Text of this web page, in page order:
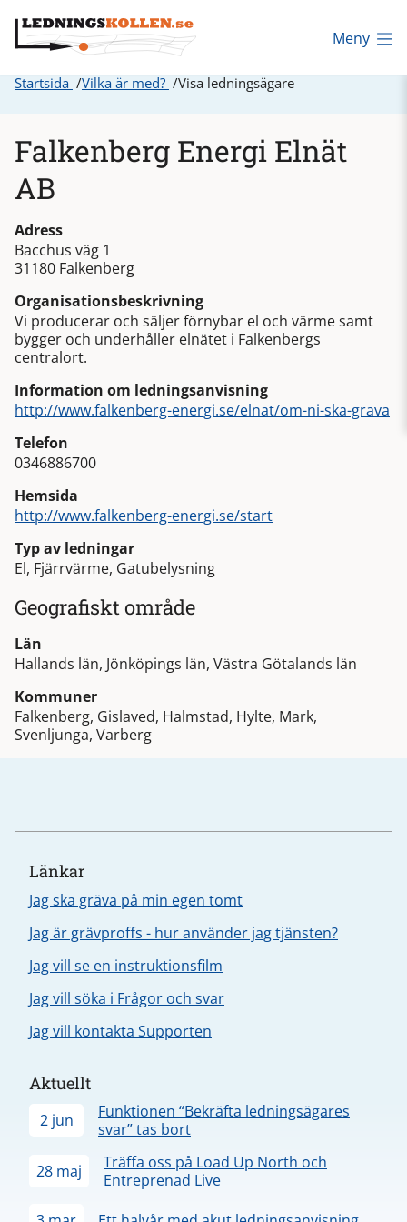
Meny
Startsida Vilka är med? Visa ledningsägare
Falkenberg Energi Elnät
AB
Adress
Bacchus väg 1
31180 Falkenberg
Organisationsbeskrivning
Vi producerar och säljer förnybar el och värme samt
bygger och underhåller elnätet i Falkenbergs
centralort.
Information om ledningsanvisning
http://www.falkenberg-energi.se/elnat/om-ni-ska-grava
Telefon
0346886700
Hemsida
http://www.falkenberg-energi.se/start
Typ av ledningar
El, Fjärrvärme, Gatubelysning
Geografiskt område
Län
Hallands län, Jönköpings län, Västra Götalands län
Kommuner
Falkenberg, Gislaved, Halmstad, Hylte, Mark,
Svenljunga, Varberg
Länkar
Jag ska gräva på min egen tomt
Jag är grävproffs - hur använder jag tjänsten?
Jag vill se en instruktionsfilm
Jag vill söka i Frågor och svar
Jag vill kontakta Supporten
Aktuellt
2 jun
Funktionen “Bekräfta ledningsägares
svar” tas bort
28 maj
Träffa oss på Load Up North och
Entreprenad Live